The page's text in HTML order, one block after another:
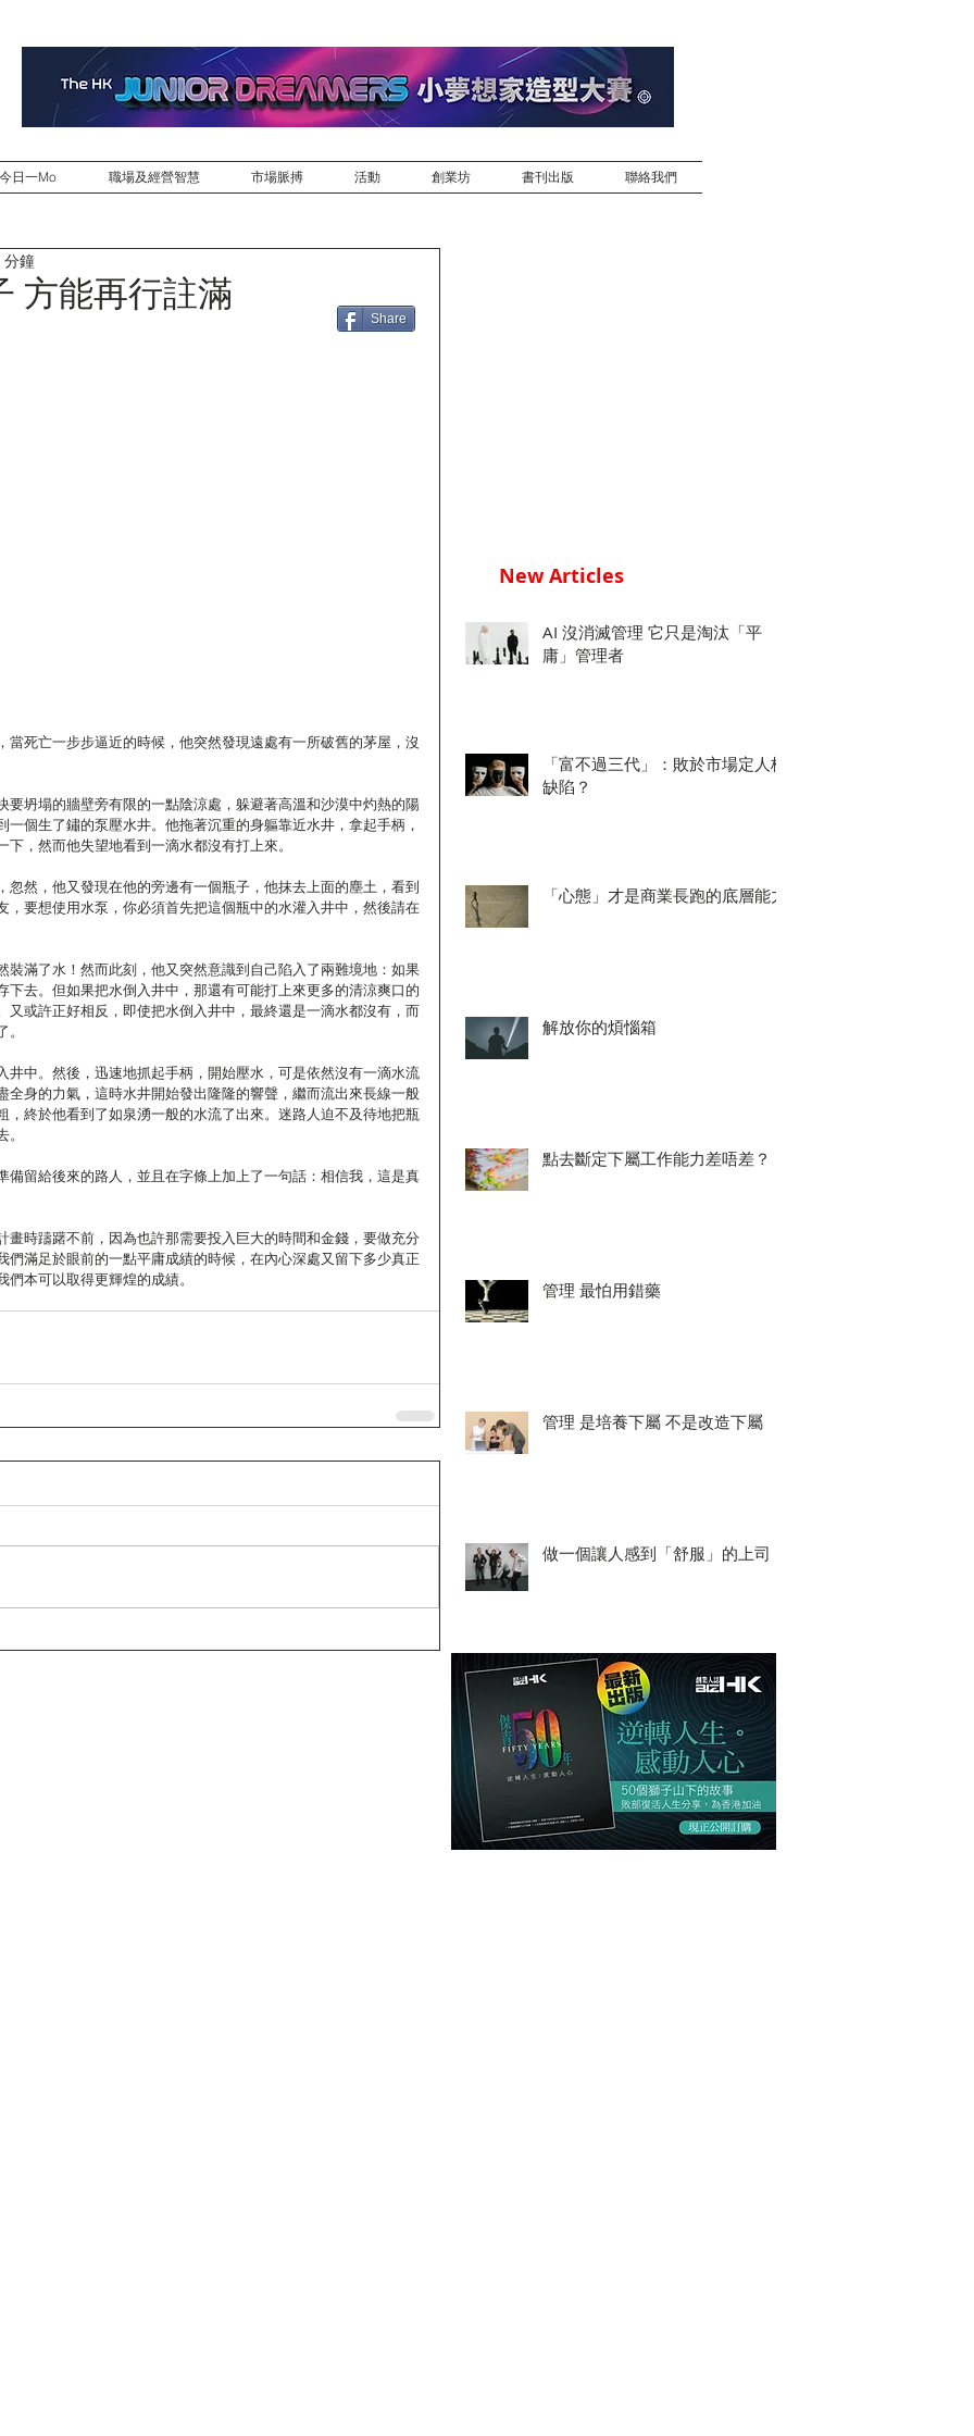
今日一Mo 職場及經營智慧 市場脈搏 活動 創業坊 書刊出版 聯絡我們
方能再行註滿
分鐘
當死亡一步步逼近的時候，他突然發現遠處有一所破舊的茅屋，沒
要坍塌的牆壁旁有限的一點陰涼處，躲避著高溫和沙漠中灼熱的陽
一個生了鏽的泵壓水井。他拖著沉重的身軀靠近水井，拿起手柄，
，然而他失望地看到一滴水都沒有打上來。
忽然，他又發現在他的旁邊有一個瓶子，他抹去上面的塵土，看到
，要想使用水泵，你必須首先把這個瓶中的水灌入井中，然後請在
裝滿了水！然而此刻，他又突然意識到自己陷入了兩難境地：如果
下去。但如果把水倒入井中，那還有可能打上來更多的清涼爽口的
又或許正好相反，即使把水倒入井中，最終還是一滴水都沒有，而
井中。然後，迅速地抓起手柄，開始壓水，可是依然沒有一滴水流
全身的力氣，這時水井開始發出隆隆的響聲，繼而流出來長線一般
，終於他看到了如泉湧一般的水流了出來。迷路人迫不及待地把瓶
備留給後來的路人，並且在字條上加上了一句話：相信我，這是真
畫時躊躇不前，因為也許那需要投入巨大的時間和金錢，要做充分
們滿足於眼前的一點平庸成績的時候，在內心深處又留下多少真正
本可以取得更輝煌的成績。
Share
New Articles
AI 沒消滅管理 它只是淘汰「平
庸」管理者
「富不過三代」：敗於市場定人格
缺陷？
「心態」才是商業長跑的底層能力
解放你的煩惱箱
點去斷定下屬工作能力差唔差？
管理 最怕用錯藥
管理 是培養下屬 不是改造下屬
做一個讓人感到「舒服」的上司